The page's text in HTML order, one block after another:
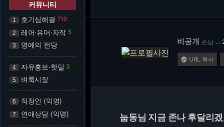
커뮤니티
1 호기심해결 710
2 레어·유머·자작 5
3 명예의 전당
4 자유홍보·핫딜 3
5 벼룩시장
6 직장인 (익명)
7 연애상담 (익명)
비공개 손님 …
 URL 복사
눕동님 지금 존나 후달리